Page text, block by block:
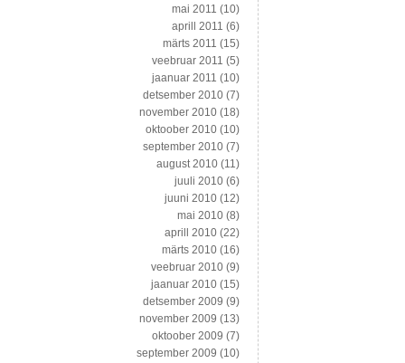
mai 2011 (10)
aprill 2011 (6)
märts 2011 (15)
veebruar 2011 (5)
jaanuar 2011 (10)
detsember 2010 (7)
november 2010 (18)
oktoober 2010 (10)
september 2010 (7)
august 2010 (11)
juuli 2010 (6)
juuni 2010 (12)
mai 2010 (8)
aprill 2010 (22)
märts 2010 (16)
veebruar 2010 (9)
jaanuar 2010 (15)
detsember 2009 (9)
november 2009 (13)
oktoober 2009 (7)
september 2009 (10)